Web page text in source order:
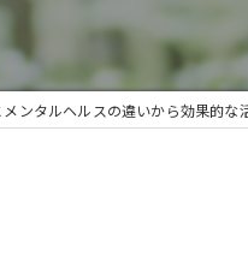
ンタルヘルスの違いから効果的な